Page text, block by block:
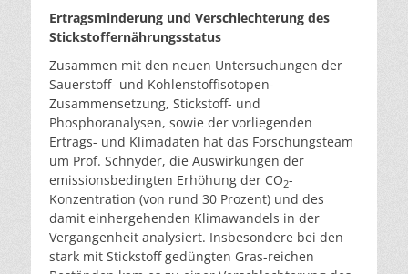
Ertragsminderung und Verschlechterung des
Stickstoffernährungsstatus
Zusammen mit den neuen Untersuchungen der
Sauerstoff- und Kohlenstoffisotopen-
Zusammensetzung, Stickstoff- und
Phosphoranalysen, sowie der vorliegenden
Ertrags- und Klimadaten hat das Forschungsteam
um Prof. Schnyder, die Auswirkungen der
emissionsbedingten Erhöhung der CO2-
Konzentration (von rund 30 Prozent) und des
damit einhergehenden Klimawandels in der
Vergangenheit analysiert. Insbesondere bei den
stark mit Stickstoff gedüngten Gras-reichen